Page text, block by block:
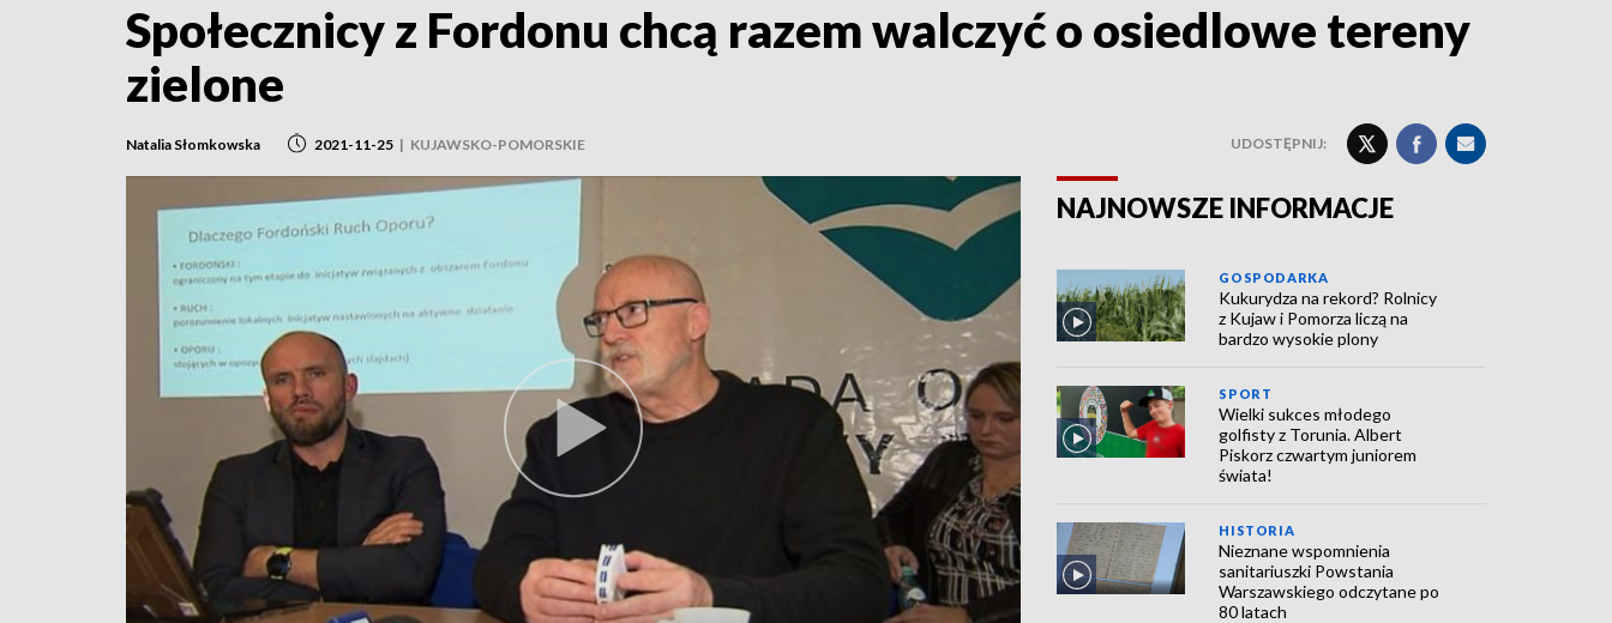
Społecznicy z Fordonu chcą razem walczyć o osiedlowe tereny
zielone
Natalia Słomkowska 2021-11-25 | KUJAWSKO-POMORSKIE UDOSTĘPNIJ:
NAJNOWSZE INFORMACJE
GOSPODARKA
Kukurydza na rekord? Rolnicy
z Kujaw i Pomorza liczą na
bardzo wysokie plony
SPORT
Wielki sukces młodego
golfisty z Torunia. Albert
Piskorz czwartym juniorem
świata!
HISTORIA
Nieznane wspomnienia
sanitariuszki Powstania
Warszawskiego odczytane po
80 latach